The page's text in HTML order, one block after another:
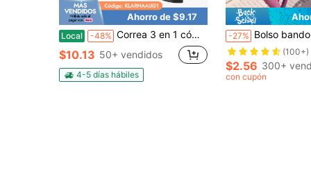
Ahorro de $9.17
Local -48% Correa 3 en 1 cómoda con clip y bolsillo para teléfono, cartera cruzada desmontable con cremallera y billetera RFID, correa ajustable antirrobo para teléfono con muñequera para mujeres, para uso diario, viajes, regalo de primavera, cumpleaños, aniversario, fiesta
$10.13 50+ vendidos
4-5 días hábiles
-27% Bolso bandolera con correa larga para teléfono
(100+)
$2.56 300+
con cupón